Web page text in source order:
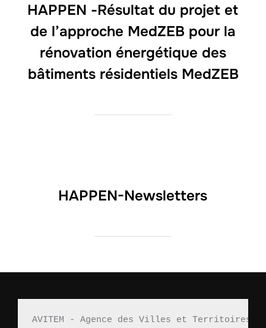
HAPPEN -Résultat du projet et
de l’approche MedZEB pour la
rénovation énergétique des
bâtiments résidentiels MedZEB
HAPPEN-Newsletters
AVITEM - Agence des Villes et Territoires